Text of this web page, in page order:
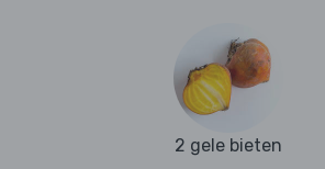
2 gele bieten